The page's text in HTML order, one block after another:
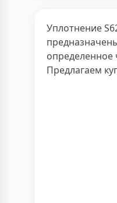
Уплотнение
определенное
Предлагаем